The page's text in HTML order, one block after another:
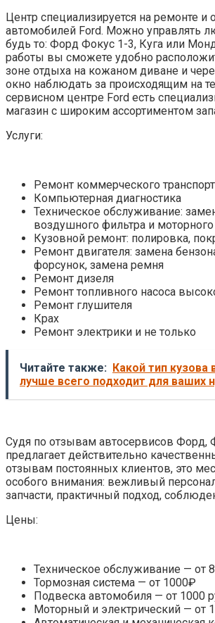
Центр специализируется на ремонте и
автомобилей Ford. Можно управлять
будь то: Форд Фокус 1-3, Куга или
работы вы сможете удобно
зоне отдыха на кожаном диване и
окно наблюдать за происходящим на
сервисном центре Ford есть
магазин с широким ассортиментом
Услуги:
Ремонт коммерческого
Компьютерная диагностика
Техническое обслуживание:
воздушного фильтра и
Кузовной ремонт: полировка,
Ремонт двигателя: замена
форсунок, замена ремня
Ремонт дизеля
Ремонт топливного насоса
Ремонт глушителя
Крах
Ремонт электрики и не только
Читайте также: Какой тип кузова
лучше всего подходит для ваших
Судя по отзывам автосервисов Форд,
предлагает действительно
отзывам постоянных клиентов, это
особого внимания: вежливый
запчасти, практичный подход,
Цены:
Техническое обслуживание — от
Тормозная система — от 1000₽
Подвеска автомобиля — от 1000
Моторный и электрический — от